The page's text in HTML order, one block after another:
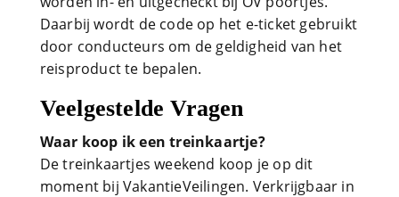
Daarbij wordt de code op het e-ticket gebruikt
door conducteurs om de geldigheid van het
reisproduct te bepalen.
Veelgestelde Vragen
Waar koop ik een treinkaartje?
De treinkaartjes weekend koop je op dit
moment bij VakantieVeilingen. Verkrijgbaar in